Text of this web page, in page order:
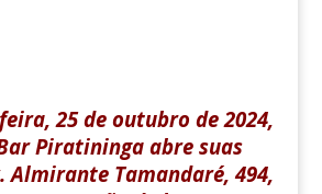
25 de outubro de 2024,
Piratininga abre suas
Almirante Tamandaré, 494,